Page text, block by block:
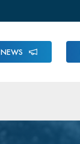
NEWS